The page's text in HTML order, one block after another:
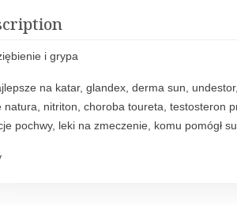
i grypa
na katar, glandex, derma sun,
natura, nitriton, choroba toureta, testosteron
pochwy, leki na zmeczenie, komu pomógł